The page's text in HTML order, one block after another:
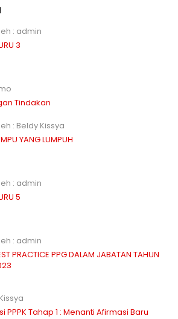
: admin
3
Tindakan
: Beldy Kissya
YANG LUMPUH
: admin
5
: admin
PRACTICE PPG DALAM JABATAN TAHUN
Tahap 1 : Menanti Afirmasi Baru